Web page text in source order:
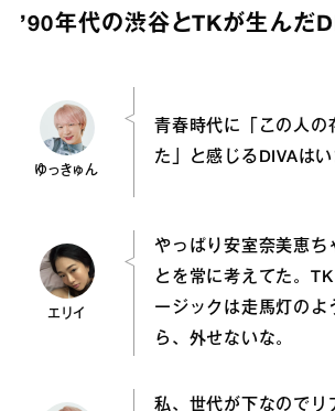
’90年代の渋谷とTKが生んだ
ゆっきゅん
青春時代に「この人の
た」と感じるDIVAはい
エリイ
やっぱり安室奈美恵ち
とを常に考えてた。
ージックは走馬灯のよ
ら、外せないな。
私、世代が下なのでリ